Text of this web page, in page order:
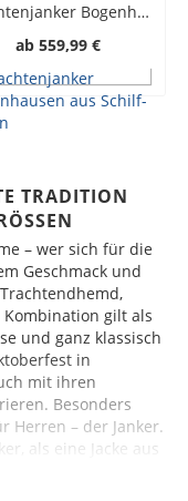
Trachtenjanker Bogenhausen aus Schilf-Loden
ab 559,99 €
TRADITION
– wer sich für die
Geschmack und
Kombination gilt als
und ganz klassisch
in
mit ihren
Besonders
Herren – der Janker.
als eine Jacke aus